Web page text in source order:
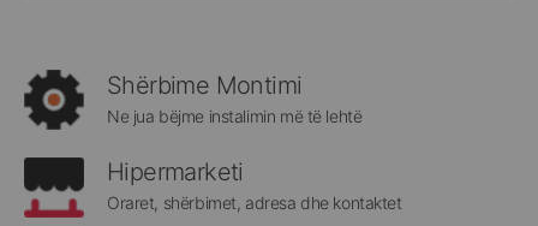
rreth
Megatek:
Shërbime Montimi
Ne jua bëjme instalimin më të lehtë
Hipermarketi
Oraret, shërbimet, adresa dhe kontaktet